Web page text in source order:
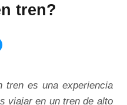
tren?
tren es una experiencia
viajar en un tren de alto